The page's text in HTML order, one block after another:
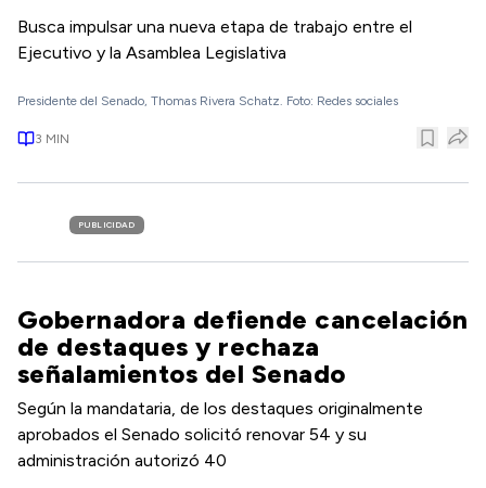
Busca impulsar una nueva etapa de trabajo entre el
Ejecutivo y la Asamblea Legislativa
Presidente del Senado, Thomas Rivera Schatz. Foto: Redes sociales
3 MIN
PUBLICIDAD
Gobernadora defiende cancelación
de destaques y rechaza
señalamientos del Senado
Según la mandataria, de los destaques originalmente
aprobados el Senado solicitó renovar 54 y su
administración autorizó 40